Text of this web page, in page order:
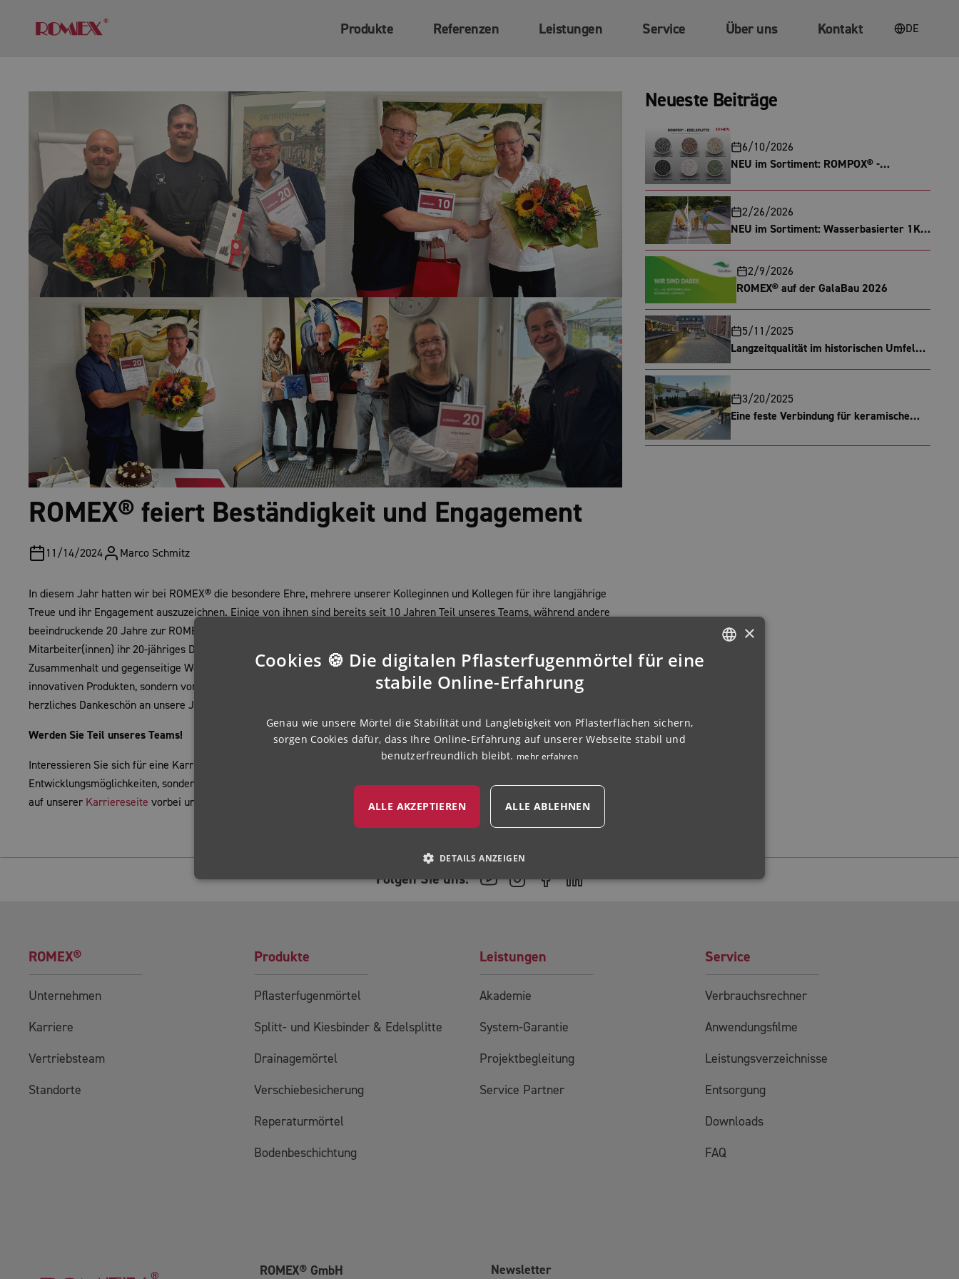
Produkte Referenzen Leistungen Service Über uns Kontakt DE
ROMEX® feiert Beständigkeit und Engagement
11/14/2024 Marco Schmitz
In diesem Jahr hatten wir bei ROMEX® die besondere Ehre, mehrere unserer Kolleginnen und Kollegen für ihre langjährige
Treue und ihr Engagement auszuzeichnen. Einige von ihnen sind bereits seit 10 Jahren Teil unseres Teams, während andere
beeindruckende 20 Jahre zur ROMEX®-Familie gehören. Insgesamt feierten 4 Mitarbeiter(innen) ihr 10-jähriges und 7
Mitarbeiter(innen) ihr 20-jähriges Dienstjubiläum. Diese langjährige Zusammenarbeit zeigt, wie wichtig Vertrauen,
Zusammenhalt und gegenseitige Wertschätzung in unserer Unternehmenskultur sind. Unser Erfolg beruht nicht nur auf
innovativen Produkten, sondern vor allem auf den Menschen, die täglich mit Leidenschaft und Fachwissen dazu beitragen. Ein
herzliches Dankeschön an unsere Jubilarinnen und Jubilare – auf viele weitere gemeinsame Jahre!
Werden Sie Teil unseres Teams!
Interessieren Sie sich für eine Karriere bei ROMEX®? Wir bieten nicht nur spannende Herausforderungen und individuelle
Entwicklungsmöglichkeiten, sondern legen großen Wert auf ein respektvolles und unterstützendes Arbeitsumfeld. Schauen Sie
auf unserer Karriereseite vorbei und erfahren Sie mehr!
Neueste Beiträge
6/10/2026
NEU im Sortiment: ROMPOX® -
2/26/2026
NEU im Sortiment: Wasserbasierter 1K
2/9/2026
ROMEX® auf der GalaBau 2026
5/11/2025
Langzeitqualität im historischen Umfeld –
3/20/2025
Eine feste Verbindung für keramische
Folgen Sie uns:
ROMEX®
Unternehmen
Karriere
Vertriebsteam
Standorte
Produkte
Pflasterfugenmörtel
Splitt- und Kiesbinder & Edelsplitte
Drainagemörtel
Verschiebesicherung
Reperaturmörtel
Bodenbeschichtung
Leistungen
Akademie
System-Garantie
Projektbegleitung
Service Partner
Service
Verbrauchsrechner
Anwendungsfilme
Leistungsverzeichnisse
Entsorgung
Downloads
FAQ
ROMEX® GmbH Newsletter
×
Cookies 🍪 Die digitalen Pflasterfugenmörtel für eine
stabile Online-Erfahrung
Genau wie unsere Mörtel die Stabilität und Langlebigkeit von Pflasterflächen sichern,
sorgen Cookies dafür, dass Ihre Online-Erfahrung auf unserer Webseite stabil und
benutzerfreundlich bleibt. mehr erfahren
ALLE AKZEPTIEREN ALLE ABLEHNEN
DETAILS ANZEIGEN